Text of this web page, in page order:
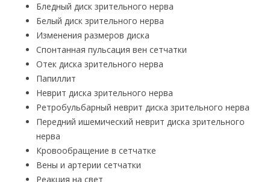
Бледный диск зрительного нерва
Белый диск зрительного нерва
Изменения размеров диска
Спонтанная пульсация вен сетчатки
Отек диска зрительного нерва
Папиллит
Неврит диска зрительного нерва
Ретробульбарный неврит диска зрительного нерва
Передний ишемический неврит диска зрительного
нерва
Кровообращение в сетчатке
Вены и артерии сетчатки
Реакция на свет